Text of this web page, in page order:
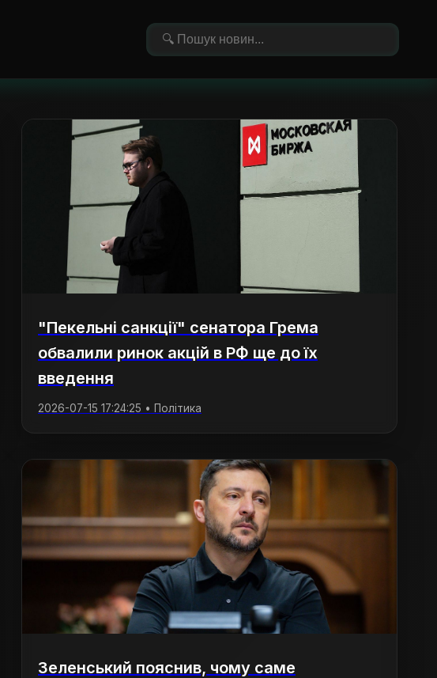
"Пекельні санкції" сенатора Грема
обвалили ринок акцій в РФ ще до їх
введення
2026-07-15 17:24:25 • Політика
Зеленський пояснив, чому саме